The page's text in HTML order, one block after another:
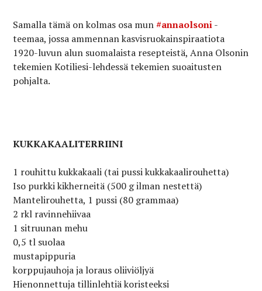
Samalla tämä on kolmas osa mun#annaolsoni-
teemaa, jossa ammennan kasvisruokainspiraatiota
1920-luvun alun suomalaista resepteistä, Anna Olsonin
tekemien Kotiliesi-lehdessä tekemien suoaitusten
pohjalta.
KUKKAKAALITERRIINI
1 rouhittu kukkakaali (tai pussi kukkakaalirouhetta)
Iso purkki kikherneitä (500 g ilman nestettä)
Mantelirouhetta, 1 pussi (80 grammaa)
2 rkl ravinnehiivaa
1 sitruunan mehu
0,5 tl suolaa
mustapippuria
korppujauhoja ja loraus oliiviöljyä
Hienonnettuja tillinlehtiä koristeeksi